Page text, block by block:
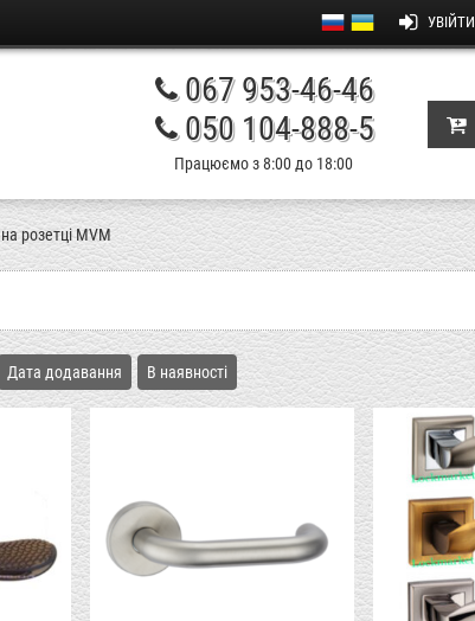
067 953-46-46
050 104-888-5
Працюємо з 8:00 до 18:00
розетці MVM
Дата додавання В наявності
УВІЙТИ